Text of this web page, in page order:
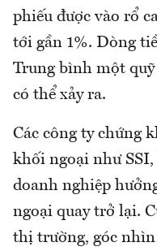
phiếu được vào rổ
tới gần 1%. Dòng
Trung bình một
có thể xảy ra.
Các công ty chứng
khối ngoại như
doanh nghiệp
ngoại quay trở lại.
thị trường, góc nhìn